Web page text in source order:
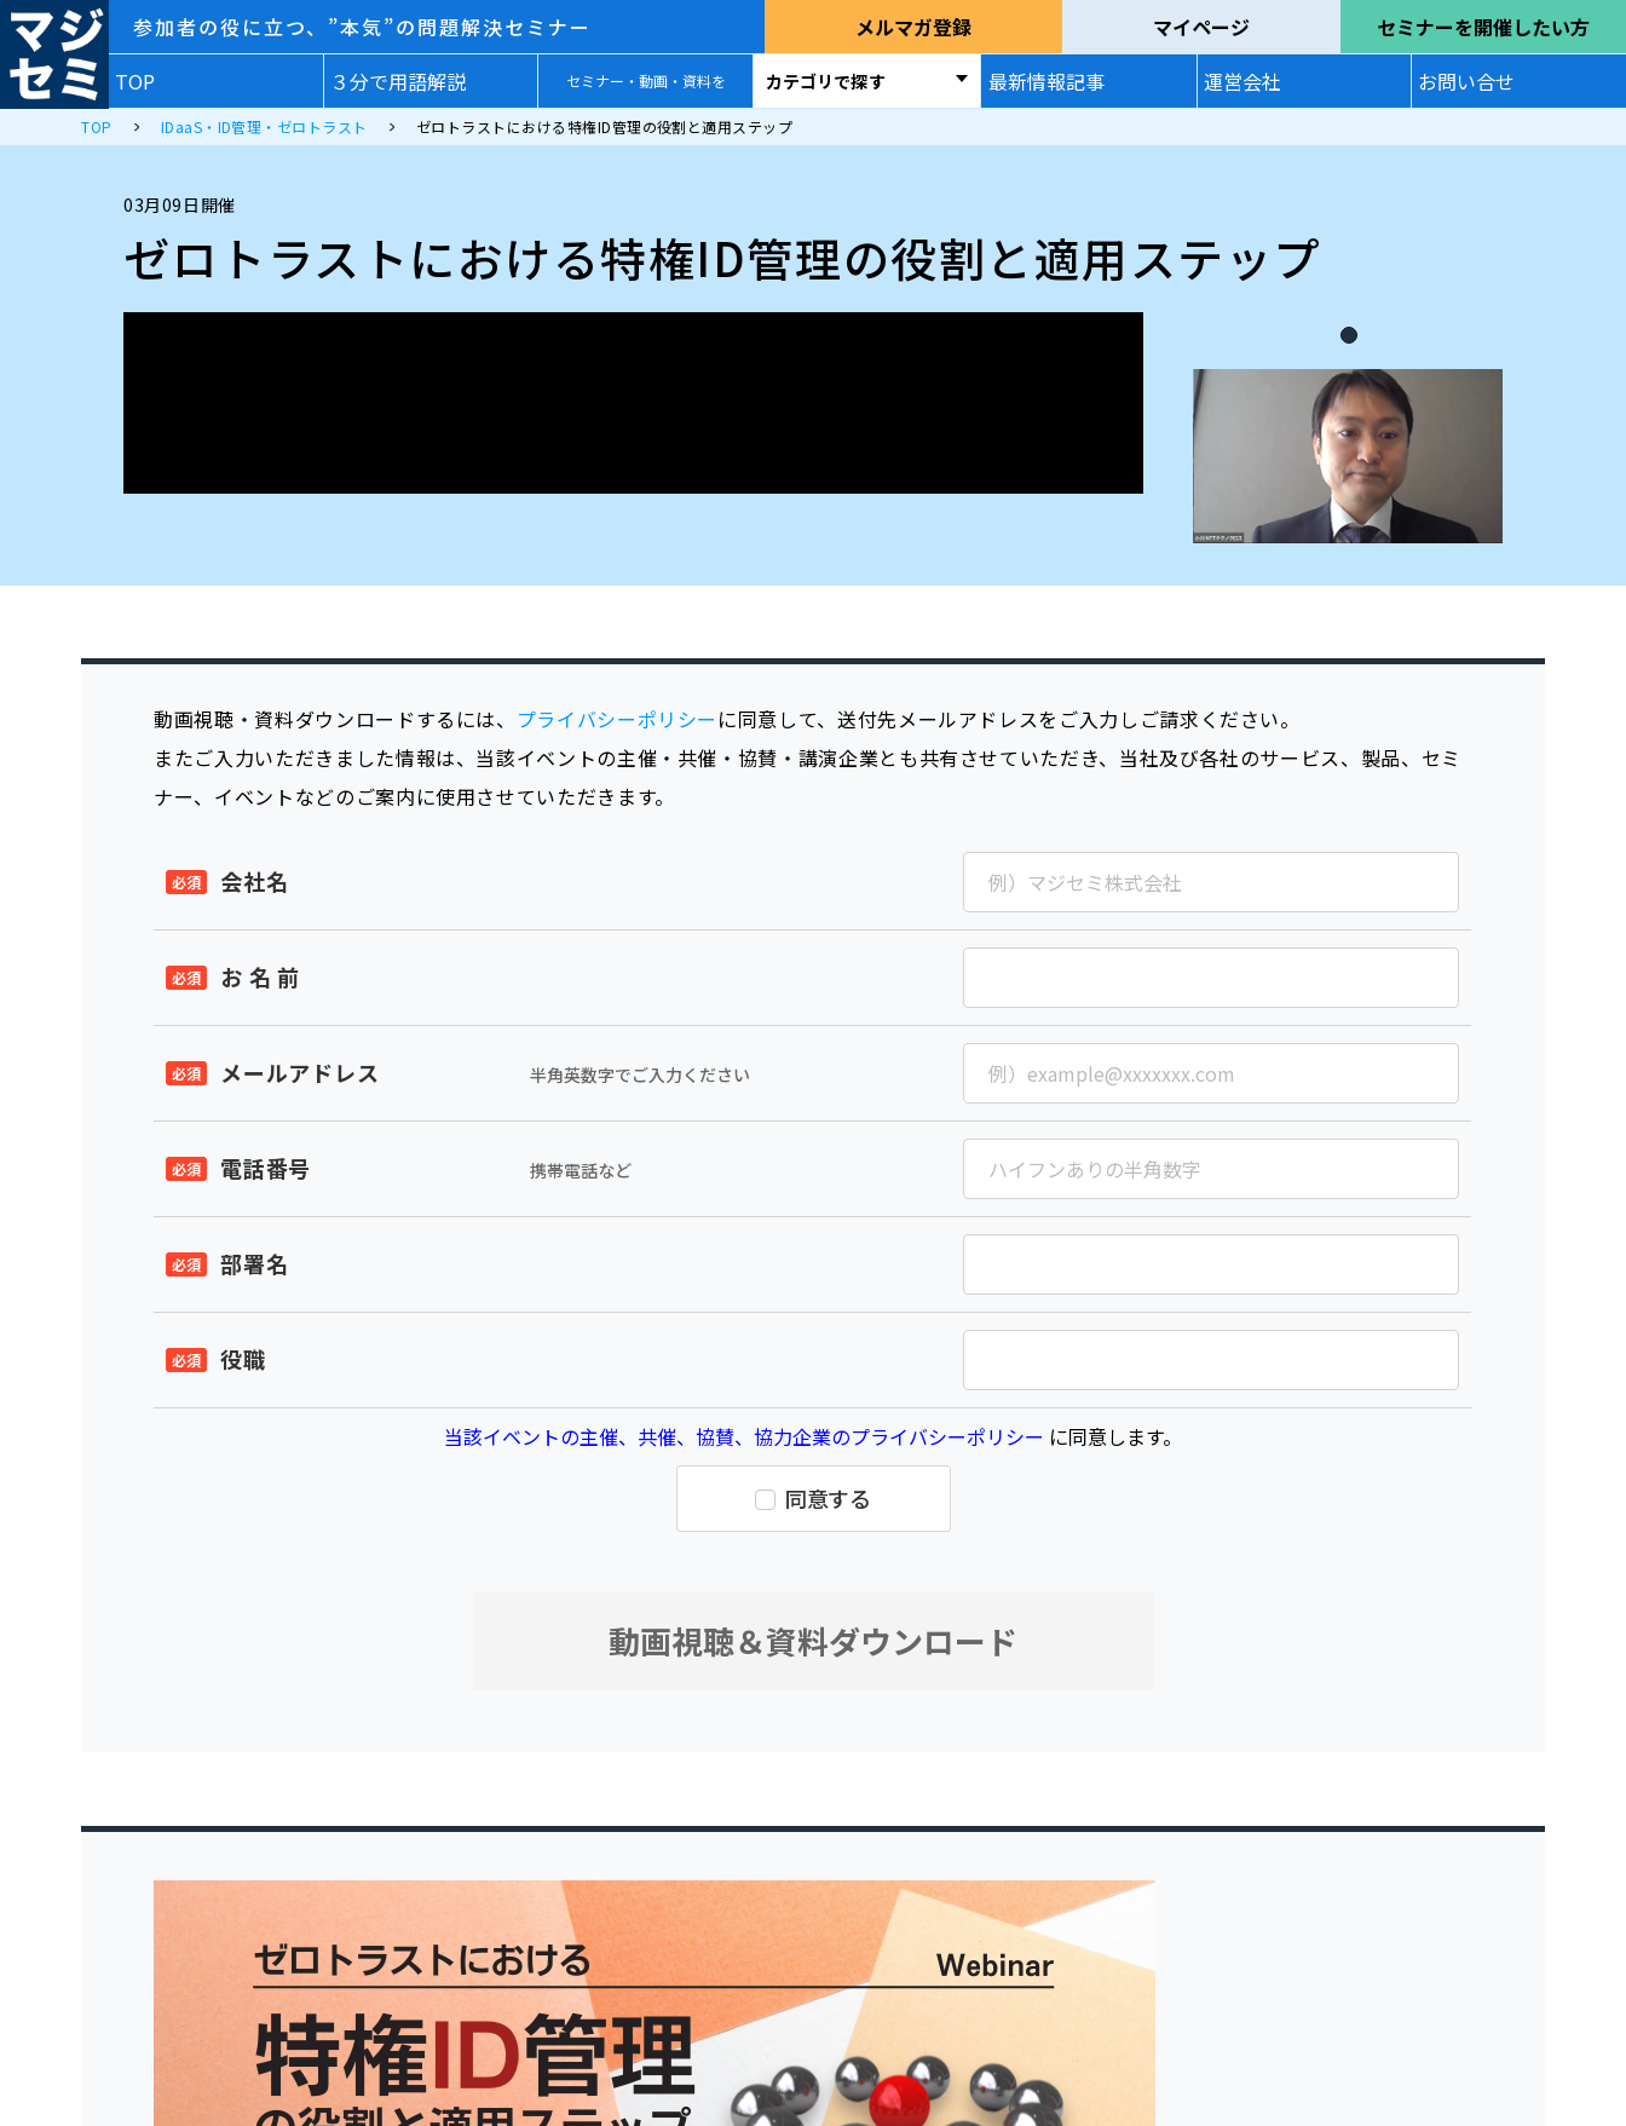
参加者の役に立つ、”本気”の問題解決セミナー メルマガ登録 マイページ
セミナーを開催したい方
TOP
３分で用語解説 セミナー・動画・資料を カテゴリで探す 最新情報記事 運営会社 お問い合せ
TOP IDaaS・ID管理・ゼロトラスト ゼロトラストにおける特権ID管理の役割と適用ステップ
03月09日開催
ゼロトラストにおける特権ID管理の役割と適用ステップ
動画視聴・資料ダウンロードするには、 プライバシーポリシー に同意して、送付先メールアドレスをご入力しご請求ください。
またご入力いただきました情報は、当該イベントの主催・共催・協賛・講演企業とも共有させていただき、当社及び各社のサービス、製品、セミ
ナー、イベントなどのご案内に使用させていただきます。
会社名
お 名 前
メールアドレス 半角英数字でご入力ください
電話番号 携帯電話など
部署名
役職
当該イベントの主催、共催、協賛、協力企業のプライバシーポリシー に同意します。
同意する